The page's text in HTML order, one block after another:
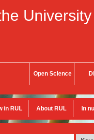
Open Science
in RUL About RUL In